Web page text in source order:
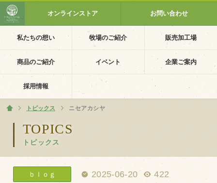
私たちの想い 牧場のご紹介 販売加工場
商品のご紹介 イベント 企業ご案内
採用情報
オンラインストア お問い合わせ
TOPICS
トピックス
ホーム
トピックス ニセアカシヤ
ｂｌｏｇ 2025-06-20 422
ホーム
私たちの想い
PV動画
イベントカレンダー
イベント一覧
採用情報
企業ご案内
会社概要・沿革